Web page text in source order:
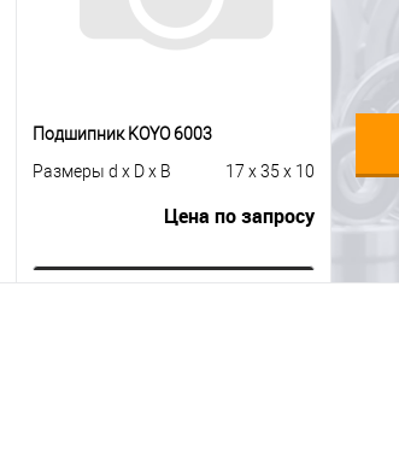
Подшипник KOYO 6003
Размеры d x D x B
17 x 35 x 10
Цена по запросу